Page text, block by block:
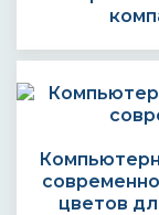
цветов